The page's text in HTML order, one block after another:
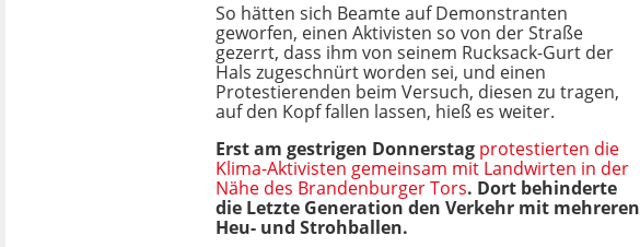
So hätten sich Beamte auf Demonstranten
geworfen, einen Aktivisten so von der Straße
gezerrt, dass ihm von seinem Rucksack-Gurt der
Hals zugeschnürt worden sei, und einen
Protestierenden beim Versuch, diesen zu tragen,
auf den Kopf fallen lassen, hieß es weiter.
Erst am gestrigen Donnerstag protestierten die
Klima-Aktivisten gemeinsam mit Landwirten in der
Nähe des Brandenburger Tors. Dort behinderte
die Letzte Generation den Verkehr mit mehreren
Heu- und Strohballen.